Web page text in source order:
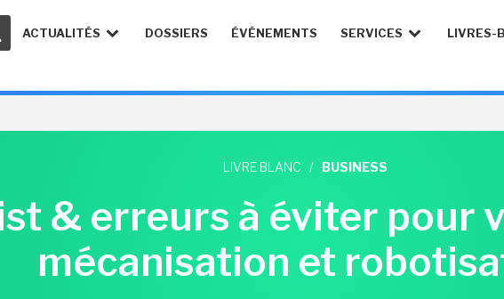
ACTUALITÉS DOSSIERS ÉVÉNEMENTS SERVICES LIVRES-
LIVRE BLANC / BUSINESS
& erreurs à éviter pour
mécanisation et